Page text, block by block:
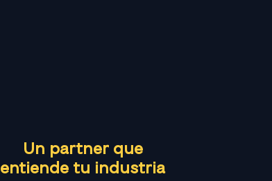
Un partner que
entiende tu industria